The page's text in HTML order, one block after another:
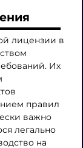
лицензии в
Их
правил
важно
легально
на